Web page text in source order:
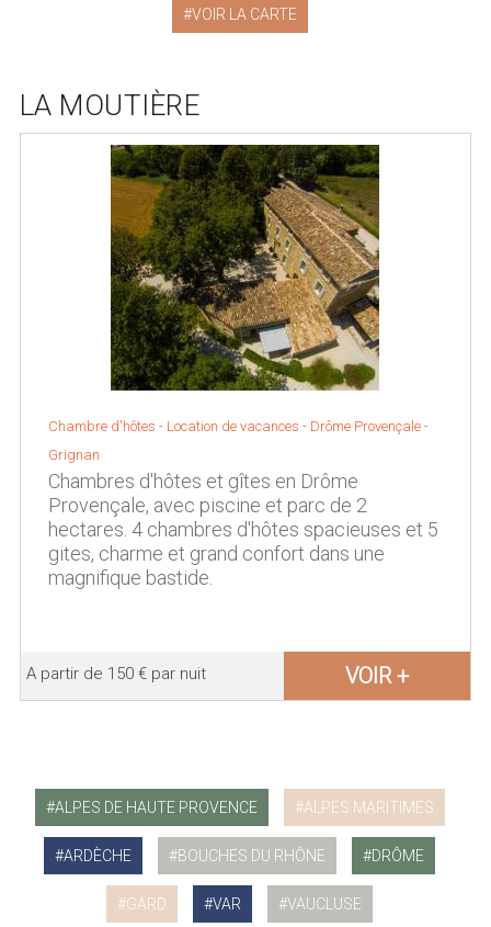
VOIR LA CARTE
LA MOUTIÈRE
Chambre d'hôtes - Location de vacances - Drôme Provençale -
Grignan
Chambres d'hôtes et gîtes en Drôme
Provençale, avec piscine et parc de 2
hectares. 4 chambres d'hôtes spacieuses et 5
gites, charme et grand confort dans une
magnifique bastide.
A partir de 150 € par nuit VOIR +
ALPES DE HAUTE PROVENCE ALPES MARITIMES
ARDÈCHE BOUCHES DU RHÔNE DRÔME
GARD VAR VAUCLUSE